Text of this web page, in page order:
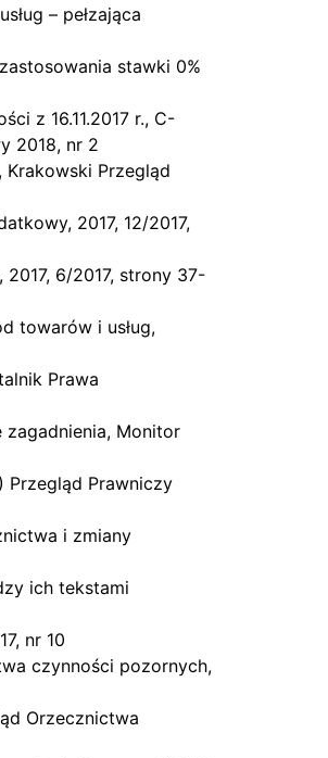
– pełzająca
stawki 0%
z 16.11.2017 r., C-
2018, nr 2
Przegląd
2017, 12/2017,
6/2017, strony 37-
towarów i usług,
Prawa
zagadnienia, Monitor
Przegląd Prawniczy
i zmiany
ich tekstami
nr 10
czynności pozornych,
Orzecznictwa